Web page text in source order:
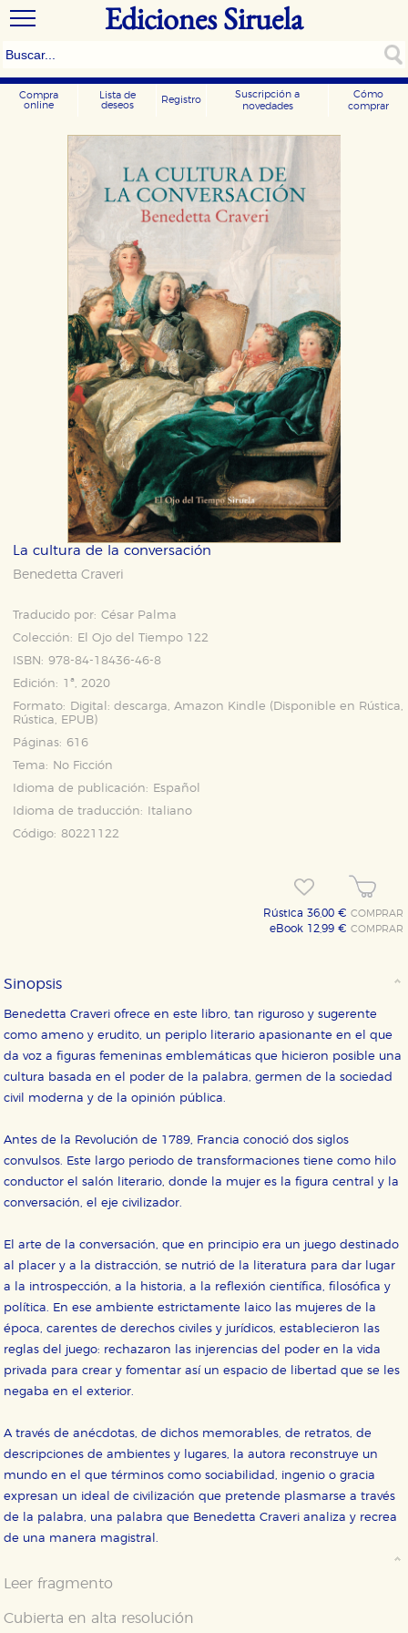
Ediciones Siruela
Compra
online
Lista de
deseos
Registro
Suscripción a
novedades
Cómo
comprar
La cultura de la conversación
Benedetta Craveri
Traducido por: César Palma
Colección:
El Ojo del Tiempo 122
ISBN: 978-84-18436-46-8
Edición: 1ª, 2020
Formato:
Digital: descarga, Amazon Kindle (Disponible en Rústica
Rústica
EPUB)
Páginas: 616
Tema:
No Ficción
Idioma de publicación:
Español
Idioma de traducción:
Italiano
Código: 80221122
Rústica 36,00 €COMPRAR
eBook 12,99 €COMPRAR
Sinopsis
Benedetta Craveri ofrece en este libro, tan riguroso y sugerente
como ameno y erudito, un periplo literario apasionante en el que
da voz a figuras femeninas emblemáticas que hicieron posible una
cultura basada en el poder de la palabra, germen de la sociedad
civil moderna y de la opinión pública.
Antes de la Revolución de 1789, Francia conoció dos siglos
convulsos. Este largo periodo de transformaciones tiene como hilo
conductor el salón literario, donde la mujer es la figura central y la
conversación, el eje civilizador.
El arte de la conversación, que en principio era un juego destinado
al placer y a la distracción, se nutrió de la literatura para dar lugar
a la introspección, a la historia, a la reflexión científica, filosófica y
política. En ese ambiente estrictamente laico las mujeres de la
época, carentes de derechos civiles y jurídicos, establecieron las
reglas del juego: rechazaron las injerencias del poder en la vida
privada para crear y fomentar así un espacio de libertad que se les
negaba en el exterior.
A través de anécdotas, de dichos memorables, de retratos, de
descripciones de ambientes y lugares, la autora reconstruye un
mundo en el que términos como sociabilidad, ingenio o gracia
expresan un ideal de civilización que pretende plasmarse a través
de la palabra, una palabra que Benedetta Craveri analiza y recrea
de una manera magistral.
Leer fragmento
Cubierta en alta resolución